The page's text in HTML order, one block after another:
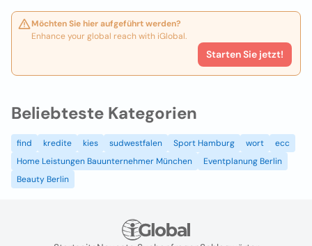
Möchten Sie hier aufgeführt werden?
Enhance your global reach with iGlobal.
Starten Sie jetzt!
Beliebteste Kategorien
find kredite kies sudwestfalen Sport Hamburg wort
ecc
Home Leistungen Bauunternehmer München
Eventplanung Berlin
Beauty Berlin